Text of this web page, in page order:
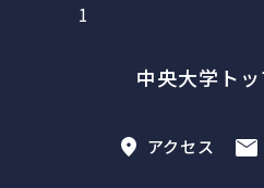
1
中央大学ト
アクセス